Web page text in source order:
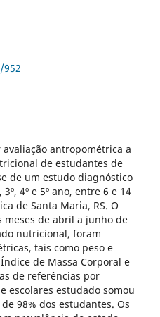
antropométrica a
de estudantes de
de um estudo diagnóstico
4º e 5º ano, entre 6 e 14
de Santa Maria, RS. O
de abril a junho de
nutricional, foram
tais como peso e
de Massa Corporal e
de referências por
escolares estudado somou
98% dos estudantes. Os